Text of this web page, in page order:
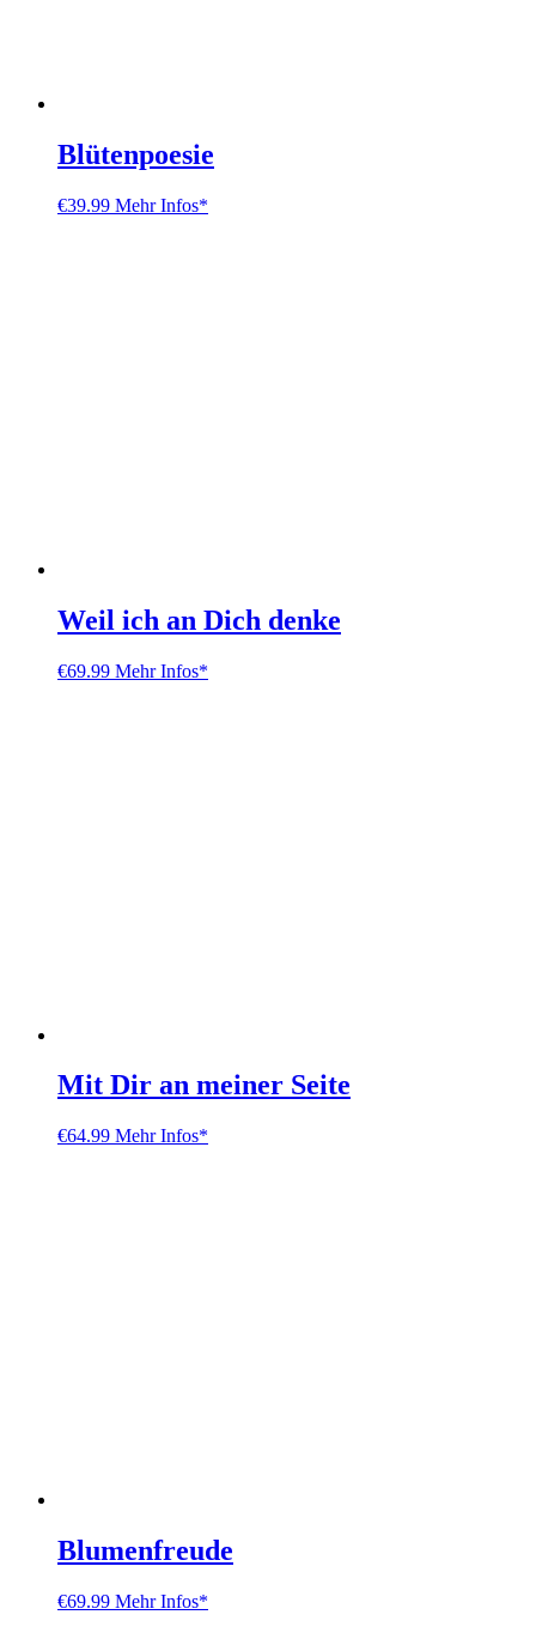
Blütenpoesie
€39.99 Mehr Infos*
Weil ich an Dich denke
€69.99 Mehr Infos*
Mit Dir an meiner Seite
€64.99 Mehr Infos*
Blumenfreude
€69.99 Mehr Infos*